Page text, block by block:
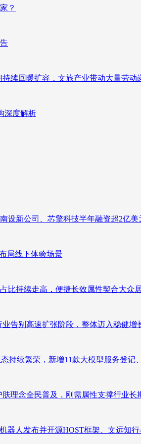
？
续回暖扩容，文旅产业带动大量劳动
深度解析
设新公司、芯擎科技半年融资超2亿美
局线下体验场景
比持续走高，便捷长效属性契合大众
告别高速扩张阶段，整体迈入稳健增
续繁荣，新增11款大模型服务登记
理念全民普及，刚需属性支撑行业长
器人发布并开源HOST框架、文远知